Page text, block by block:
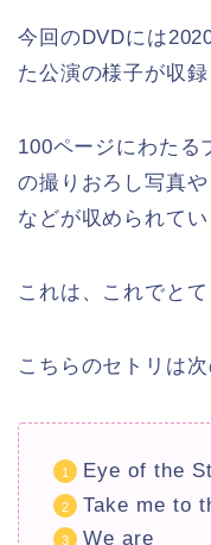
今回のDVDには
た公演の様子が収録
100ページにわたる
の撮りおろし写真
などが収められてい
これは、これでと
こちらのセトリは
Eye of the
Take me to
We are